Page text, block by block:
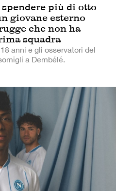
più di otto
giovane esterno
che non ha
squadra
anni e gli osservatori del
a Dembélé.